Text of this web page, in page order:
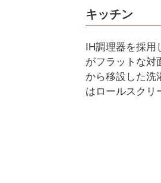
キッチン
IH調理器を採用
がフラットな対
から移設した洗
はロールスクリ